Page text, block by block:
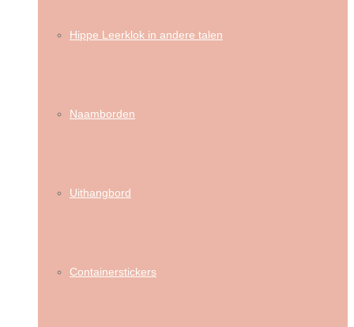
Hippe Leerklok in andere talen
Naamborden
Uithangbord
Containerstickers